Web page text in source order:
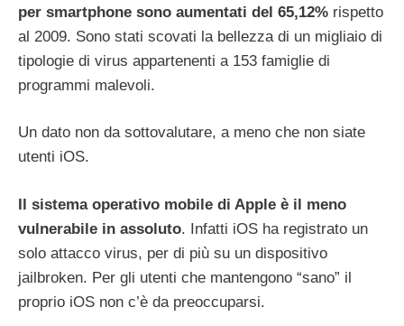
per smartphone sono aumentati del 65,12% rispetto
al 2009. Sono stati scovati la bellezza di un migliaio di
tipologie di virus appartenenti a 153 famiglie di
programmi malevoli.
Un dato non da sottovalutare, a meno che non siate
utenti iOS.
Il sistema operativo mobile di Apple è il meno
vulnerabile in assoluto. Infatti iOS ha registrato un
solo attacco virus, per di più su un dispositivo
jailbroken. Per gli utenti che mantengono “sano” il
proprio iOS non c’è da preoccuparsi.